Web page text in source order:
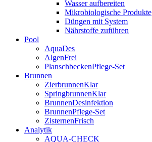
Wasser aufbereiten
Mikrobiologische Produkte
Düngen mit System
Nährstoffe zuführen
Pool
AquaDes
AlgenFrei
PlanschbeckenPflege-Set
Brunnen
ZierbrunnenKlar
SpringbrunnenKlar
BrunnenDesinfektion
BrunnenPflege-Set
ZisternenFrisch
Analytik
AQUA-CHECK